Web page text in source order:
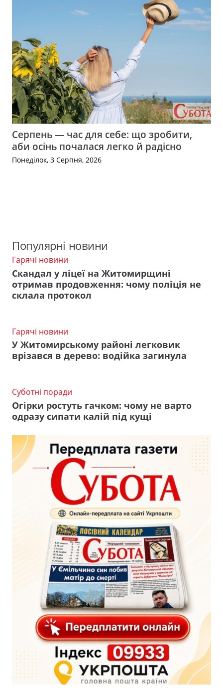
Серпень — час для себе: що зробити,
аби осінь почалася легко й радісно
Понеділок, 3 Серпня, 2026
Популярні новини
Гарячі новини
Скандал у ліцеї на Житомирщині
отримав продовження: чому поліція не
склала протокол
Гарячі новини
У Житомирському районі легковик
врізався в дерево: водійка загинула
Суботні поради
Огірки ростуть гачком: чому не варто
одразу сипати калій під кущі